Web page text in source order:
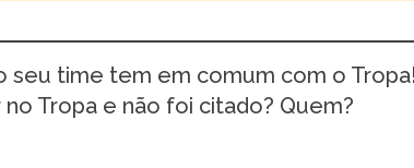
seu time tem em comum com o
Tropa e não foi citado? Quem?